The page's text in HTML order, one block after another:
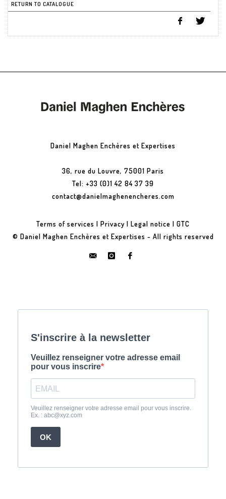
RETURN TO CATALOGUE
Daniel Maghen Enchères et Expertises
36, rue du Louvre, 75001 Paris
Tel: +33 (0)1 42 84 37 39
contact@danielmaghenencheres.com
Terms of services | Privacy | Legal notice | GTC
© Daniel Maghen Enchères et Expertises - All rights reserved